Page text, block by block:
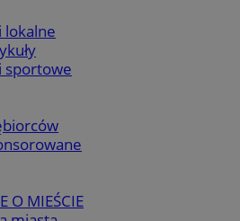
lokalne
sportowe
O MIEŚCIE